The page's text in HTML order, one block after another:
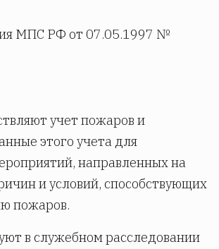
МПС РФ от 07.05.1997 №
учет пожаров и
этого учета для
направленных на
и условий, способствующих
пожаров.
в служебном расследовании